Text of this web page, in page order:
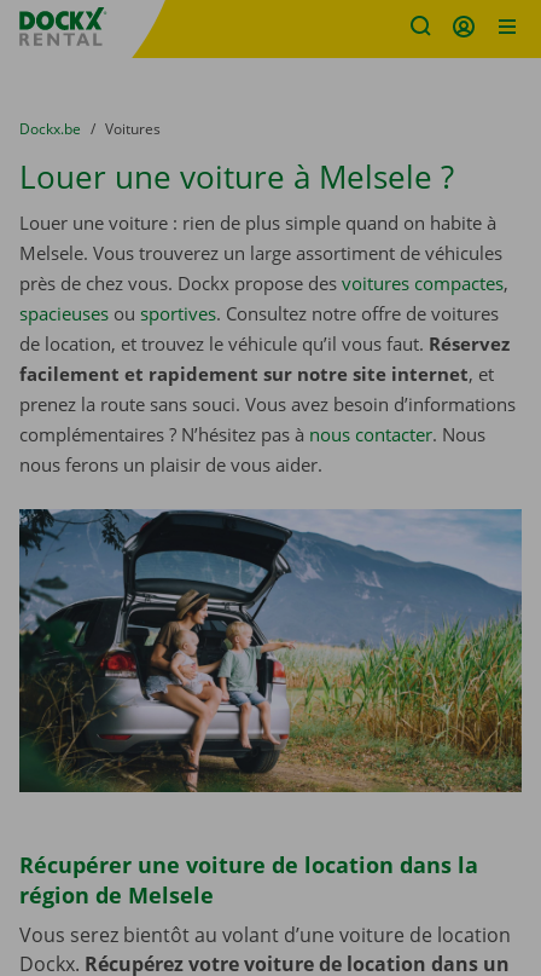
sitename
You are here:
du
Dockx.be to
Voitures
Louer une voiture à Melsele ?
Louer une voiture : rien de plus simple quand on habite à
Melsele. Vous trouverez un large assortiment de véhicules
près de chez vous. Dockx propose des voitures compactes,
spacieuses ou sportives. Consultez notre offre de voitures
de location, et trouvez le véhicule qu’il vous faut. Réservez
facilement et rapidement sur notre site internet, et
prenez la route sans souci. Vous avez besoin d’informations
complémentaires ? N’hésitez pas à nous contacter. Nous
nous ferons un plaisir de vous aider.
Récupérer une voiture de location dans la
région de Melsele
Vous serez bientôt au volant d’une voiture de location
Dockx. Récupérez votre voiture de location dans un